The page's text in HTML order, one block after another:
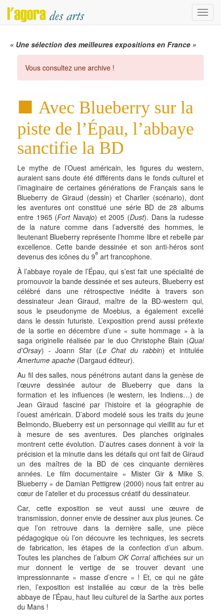
Menu
« Une sélection des meilleures expositions en France »
Vous consultez une archive !
Avec Blueberry sur la
piste de l’Épau, l’abbaye
sanctifie la BD
Le mythe de l’Ouest américain, les figures du western,
auraient sans doute été différents dans le fonds culturel et
l’imaginaire de certaines générations de Français sans le
Blueberry de Giraud (dessin) et Charlier (scénario), dont
les aventures ont constitué une série BD de 28 albums
entre 1965 (Fort Navajo) et 2005 (Dust). Dans la rudesse
de la nature comme dans l’adversité des hommes, le
lieutenant Blueberry représente l’homme libre et rebelle par
excellence. Cette bande dessinée et son anti-héros sont
devenus des icônes du 9e art francophone.
À l’abbaye royale de l’Épau, qui s’est fait une spécialité de
promouvoir la bande dessinée et ses auteurs, Blueberry est
célébré dans une rétrospective inédite à travers son
dessinateur Jean Giraud, maître de la BD-western qui,
sous le pseudonyme de Moebius, a également excellé
dans le dessin futuriste. L’exposition prend aussi prétexte
de la sortie en décembre d’une « suite hommage » à la
saga originelle réalisée par le duo Christophe Blain (Quai
d’Orsay) - Joann Sfar (Le Chat du rabbin) et intitulée
Amertume apache (Dargaud éditeur).
Au fil des salles, nous pénétrons autant dans la genèse de
l’œuvre dessinée autour de Blueberry que dans la
formation et les influences (le western, les Indiens…) de
Jean Giraud fasciné par l’histoire et la géographie de
l’ouest américain. D’abord modelé sous les traits du jeune
Belmondo, Blueberry est un personnage qui vieillit au fur et
à mesure de ses aventures. Des planches originales
montrent cette évolution. D’autres cases donnent à voir la
précision et la minutie dans les détails qui ont fait de Giraud
un des maîtres de la BD de ces cinquante dernières
années. Le film documentaire « Mister Gir & Mike S.
Blueberry » de Damian Pettigrew (2000) nous fait entrer au
cœur de l’atelier et du processus créatif du dessinateur.
Car, cette exposition se veut aussi une œuvre de
transmission, donner envie de dessiner aux plus jeunes. Ce
que l’on retrouve dans la dernière salle, une pièce
pédagogique où l’on découvre les techniques, les secrets
de fabrication, les étapes de la confection d’un album.
Toutes les planches de l’albumOK Corralaffichées sur un
mur donnent le vertige de se trouver devant une
impressionnante « masse d’encre » ! Et, ce qui ne gâte
rien, l’exposition est installée au cœur de la très belle
abbaye de l’Épau, haut lieu culturel de la Sarthe aux portes
du Mans !